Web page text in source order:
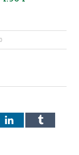
LinkedInTumblr